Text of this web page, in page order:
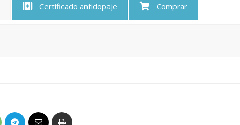
Certificado antidopaje Comprar